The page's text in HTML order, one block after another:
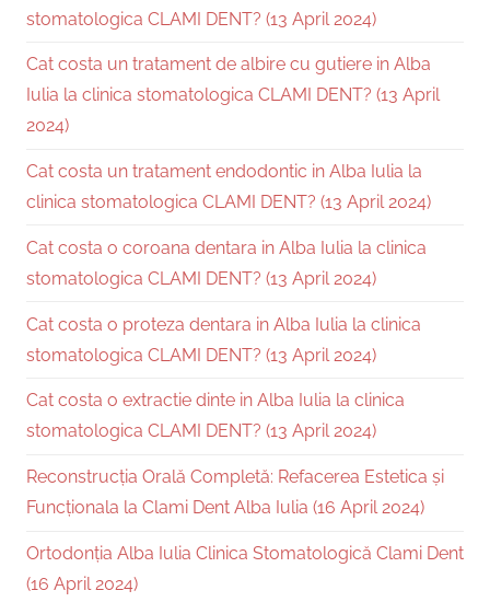
stomatologica CLAMI DENT? (13 April 2024)
Cat costa un tratament de albire cu gutiere in Alba
Iulia la clinica stomatologica CLAMI DENT? (13 April
2024)
Cat costa un tratament endodontic in Alba Iulia la
clinica stomatologica CLAMI DENT? (13 April 2024)
Cat costa o coroana dentara in Alba Iulia la clinica
stomatologica CLAMI DENT? (13 April 2024)
Cat costa o proteza dentara in Alba Iulia la clinica
stomatologica CLAMI DENT? (13 April 2024)
Cat costa o extractie dinte in Alba Iulia la clinica
stomatologica CLAMI DENT? (13 April 2024)
Reconstrucția Orală Completă: Refacerea Estetica și
Funcționala la Clami Dent Alba Iulia (16 April 2024)
Ortodonția Alba Iulia Clinica Stomatologică Clami Dent
(16 April 2024)